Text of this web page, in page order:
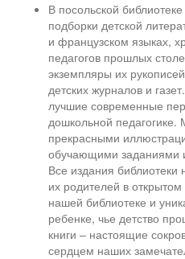
В посольской
подборки детской
и французском языках,
педагогов прошлых
экземпляры их
детских журналов и
лучшие современные
дошкольной педагогике.
прекрасными
обучающими заданиями
Все издания
их родителей в
нашей библиотеке и
ребенке, чье детство
книги – настоящие
сердцем наших